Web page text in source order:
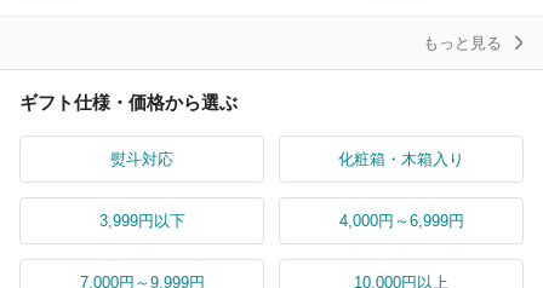
もっと見る
ギフト仕様・価格から選ぶ
熨斗対応 化粧箱・木箱入り
3,999円以下 4,000円～6,999円
7,000円～9,999円 10,000円以上